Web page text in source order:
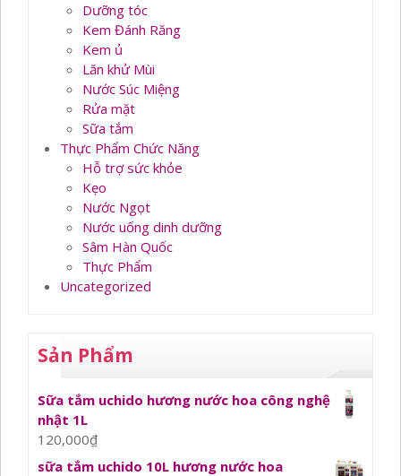
Dưỡng tóc
Kem Đánh Răng
Kem ủ
Lăn khử Mùi
Nước Súc Miệng
Rửa mặt
Sữa tắm
Thực Phẩm Chức Năng
Hỗ trợ sức khỏe
Kẹo
Nước Ngọt
Nước uống dinh dưỡng
Sâm Hàn Quốc
Thực Phẩm
Uncategorized
Sản Phẩm
Sữa tắm uchido hương nước hoa công nghệ
nhật 1L
120,000₫
sữa tắm uchido 10L hương nước hoa